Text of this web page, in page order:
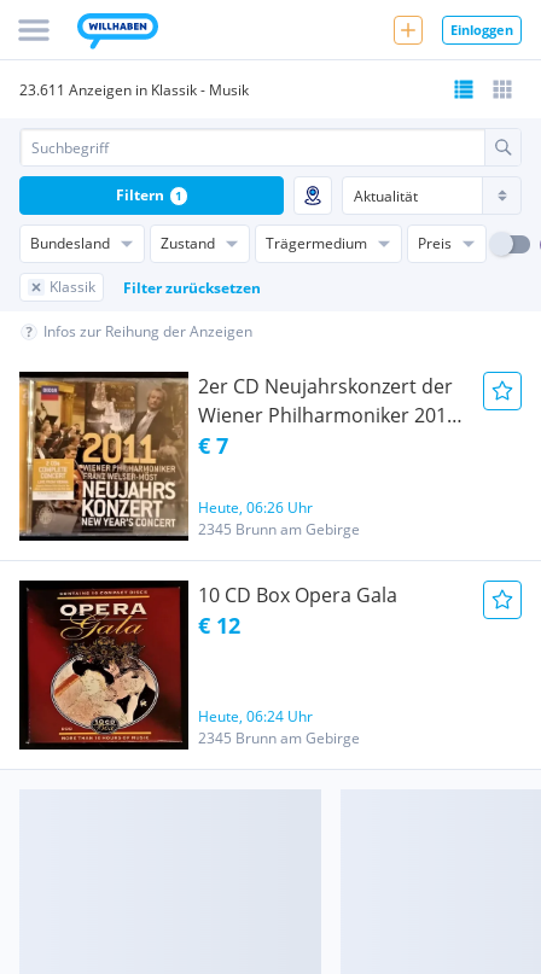
Einloggen
23.611 Anzeigen in Klassik - Musik
Bundesland Zustand Trägermedium Preis
Klassik Filter zurücksetzen
Filtern 1
Infos zur Reihung der Anzeigen
2er CD Neujahrskonzert der
Wiener Philharmoniker 2011
NEU & originalverschweißt
€ 7
Heute, 06:26 Uhr
2345 Brunn am Gebirge
10 CD Box Opera Gala
€ 12
Heute, 06:24 Uhr
2345 Brunn am Gebirge